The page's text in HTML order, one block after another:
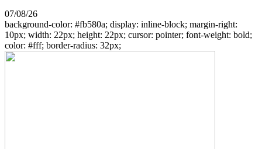
07/08/26
background-color: #fb580a; display: inline-block; margin-right:
10px; width: 22px; height: 22px; cursor: pointer; font-weight: bold;
color: #fff; border-radius: 32px;